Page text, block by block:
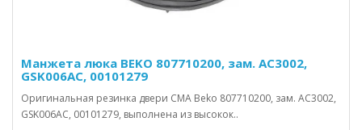
Манжета люка BEKO 807710200, зам. АС3002,
GSK006AC, 00101279
Оригинальная резинка двери СМА Beko 807710200, зам. АС3002,
GSK006AC, 00101279, выполнена из высокок..